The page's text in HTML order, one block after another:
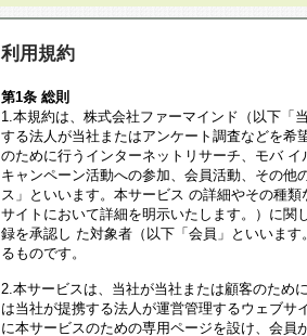
利用規約
第1条 総則
1.本規約は、株式会社ファーマインド（以下「
する法人が当社またはアンケート調査などを希
のために行うインターネットリサーチ、モバ イ
キャンペーン活動への参加、会員活動、その他
ス」といいます。本サービス の詳細やその種
サイトにおいて詳細を明示いたします。）に関
録を承認し た対象者（以下「会員」といいま
るものです。
2.本サービスは、当社が当社または顧客のため
は当社が提携する法人が運営管理するウェブサ
に本サービスのための専用ページを設け、会員